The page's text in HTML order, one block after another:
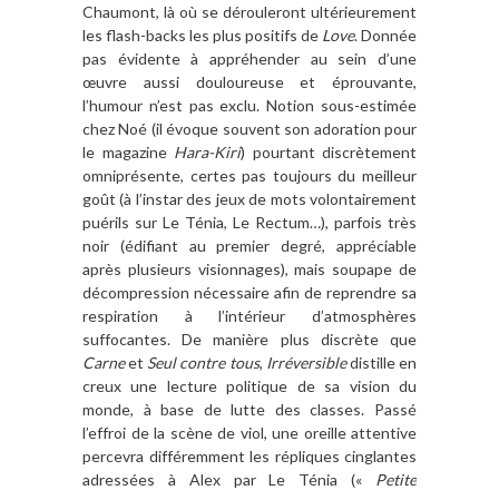
Chaumont, là où se dérouleront ultérieurement
les flash-backs les plus positifs de Love. Donnée
pas évidente à appréhender au sein d’une
œuvre aussi douloureuse et éprouvante,
l’humour n’est pas exclu. Notion sous-estimée
chez Noé (il évoque souvent son adoration pour
le magazine Hara-Kiri) pourtant discrètement
omniprésente, certes pas toujours du meilleur
goût (à l’instar des jeux de mots volontairement
puérils sur Le Ténia, Le Rectum…), parfois très
noir (édifiant au premier degré, appréciable
après plusieurs visionnages), mais soupape de
décompression nécessaire afin de reprendre sa
respiration à l’intérieur d’atmosphères
suffocantes. De manière plus discrète que
Carneet Seul contre tous, Irréversibledistille en
creux une lecture politique de sa vision du
monde, à base de lutte des classes. Passé
l’effroi de la scène de viol, une oreille attentive
percevra différemment les répliques cinglantes
adressées à Alex par Le Ténia (« Petite